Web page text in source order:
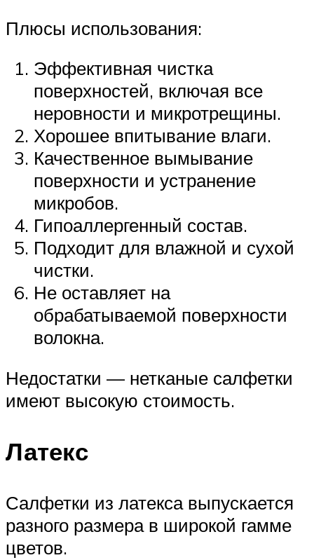
Плюсы использования:
Эффективная чистка
поверхностей, включая все
неровности и микротрещины.
Хорошее впитывание влаги.
Качественное вымывание
поверхности и устранение
микробов.
Гипоаллергенный состав.
Подходит для влажной и сухой
чистки.
Не оставляет на
обрабатываемой поверхности
волокна.
Недостатки — нетканые салфетки
имеют высокую стоимость.
Латекс
Салфетки из латекса выпускается
разного размера в широкой гамме
цветов.